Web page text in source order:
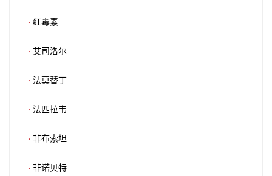
· 红霉素
· 艾司洛尔
· 法莫替丁
· 法匹拉韦
· 非布索坦
· 非诺贝特